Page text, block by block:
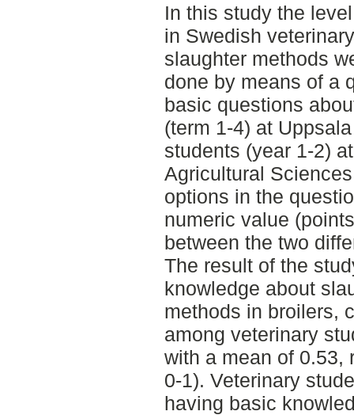
In this study the
in Swedish
slaughter methods
done by means of a
basic questions
(term 1-4) at
students (year 1-2)
Agricultural
options in the
numeric value
between the two
The result of the
knowledge about
methods in broilers,
among veterinary
with a mean of 0.53,
0-1). Veterinary
having basic